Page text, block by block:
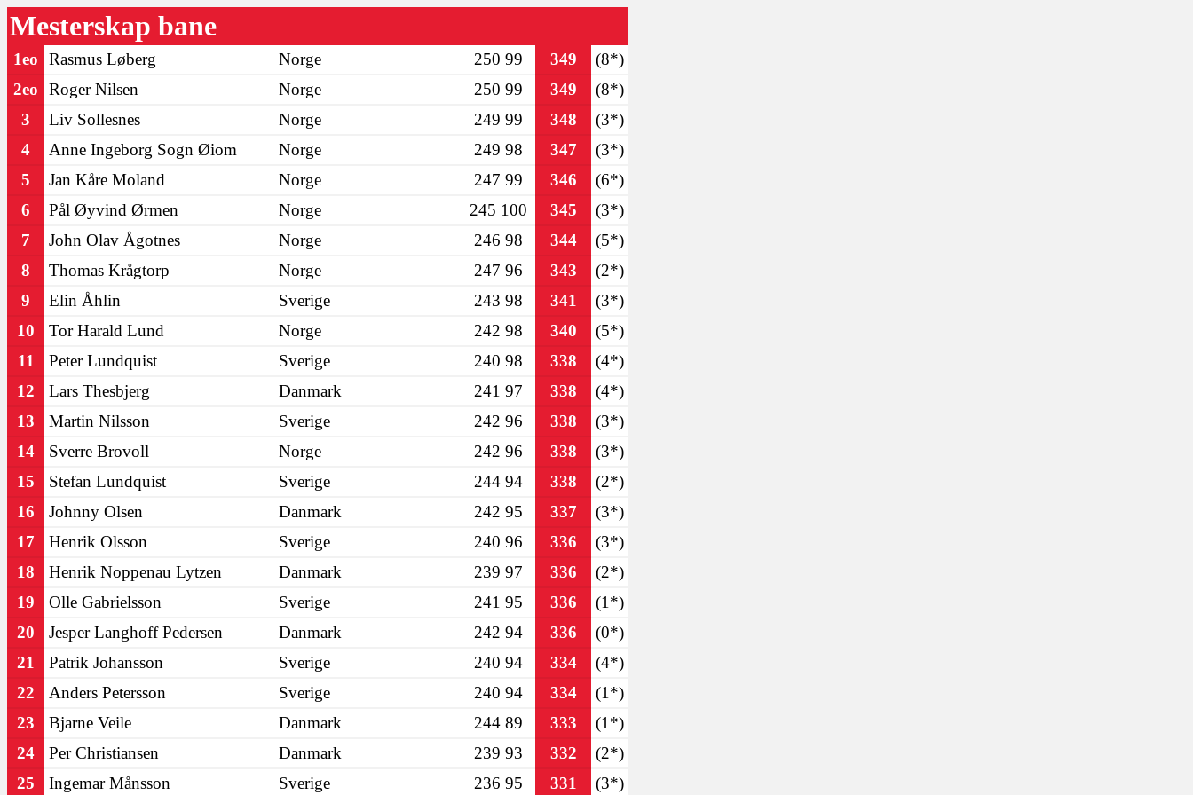
Mesterskap bane
1eo Rasmus Løberg Norge 250 99 349
(8*)
2eo
Roger Nilsen Norge 250 99 349
(8*)
3
Liv Sollesnes Norge 249 99 348
(3*)
4
Anne Ingeborg Sogn Øiom Norge 249 98 347
(3*)
5
Jan Kåre Moland Norge 247 99 346
(6*)
6
Pål Øyvind Ørmen Norge 245 100 345
(3*)
7
John Olav Ågotnes Norge 246 98 344
(5*)
8
Thomas Krågtorp Norge 247 96 343
(2*)
9
Elin Åhlin Sverige 243 98 341
(3*)
10
Tor Harald Lund Norge 242 98 340
(5*)
11
Peter Lundquist Sverige 240 98 338
(4*)
12
Lars Thesbjerg Danmark 241 97 338
(4*)
13
Martin Nilsson Sverige 242 96 338
(3*)
14
Sverre Brovoll Norge 242 96 338
(3*)
15
Stefan Lundquist Sverige 244 94 338
(2*)
16
Johnny Olsen Danmark 242 95 337
(3*)
17
Henrik Olsson Sverige 240 96 336
(3*)
18
Henrik Noppenau Lytzen Danmark 239 97 336
(2*)
19
Olle Gabrielsson Sverige 241 95 336
(1*)
20
Jesper Langhoff Pedersen Danmark 242 94 336
(0*)
21
Patrik Johansson Sverige 240 94 334
(4*)
22
Anders Petersson Sverige 240 94 334
(1*)
23
Bjarne Veile Danmark 244 89 333
(1*)
24
Per Christiansen Danmark 239 93 332
(2*)
25
Ingemar Månsson Sverige 236 95 331 (3*)